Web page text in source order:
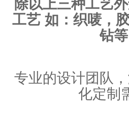
除以上三种工艺
工艺 如：织唛，
钻等
专业的设计团队
化定制